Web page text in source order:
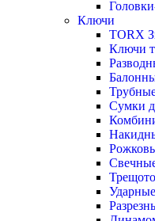
Ключи
TORX
Ключи
Сумки
Ударные